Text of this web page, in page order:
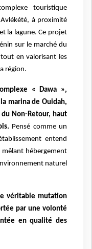
touristique
Avlékété, àproximité
la lagune. Ce projet
énin sur le marché du
en valorisant les
région.
« Dawa »,
marina de Ouidah,
Non-Retour, haut
Pensé comme un
entend
hébergement
naturel
véritable mutation
par une volonté
en qualité des